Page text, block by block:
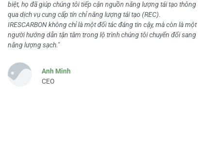
biệt, họ đã giúp chúng tôi tiếp cận nguồn năng lượng tái tạo thông
qua dịch vụ cung cấp tín chỉ năng lượng tái tạo (REC).
IRESCARBON không chỉ là một đối tác đáng tin cậy, mà còn là một
người hướng dẫn tận tâm trong lộ trình chúng tôi chuyển đổi sang
năng lượng sạch."
Anh Minh
CEO